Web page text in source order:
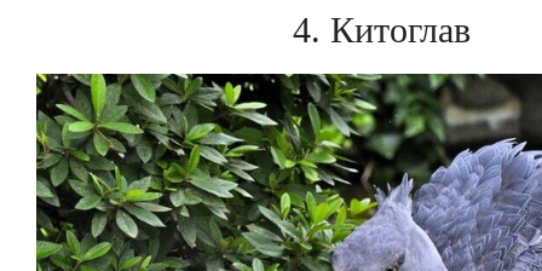
4. Китоглав